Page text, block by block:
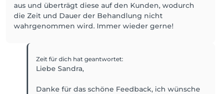
aus und überträgt diese auf den Kunden, wodurch
die Zeit und Dauer der Behandlung nicht
wahrgenommen wird. Immer wieder gerne!
Zeit für dich hat geantwortet:
Liebe Sandra,
Danke für das schöne Feedback, ich wünsche